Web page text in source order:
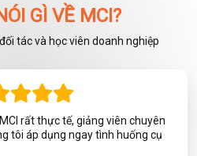
GÌ VỀ MCI?
tác và học viên doanh nghiệp
rất thực tế, giảng viên chuyên
tôi áp dụng ngay tình huống cụ